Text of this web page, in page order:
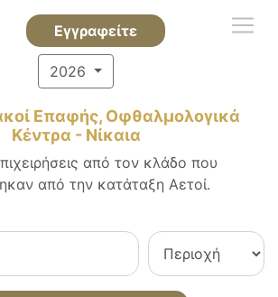
Εγγραφείτε
2026
Επαφής, Οφθαλμολογικά
Κέντρα - Νίκαια
από τον κλάδο που
από την κατάταξη Αετοί.